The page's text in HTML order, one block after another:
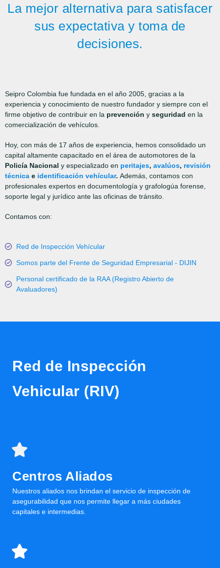
La mejor alternativa para satisfacer
sus expectativa y toma de
decisiones.
Seipro Colombia fue fundada en el año 2005, gracias a la
experiencia y conocimiento de nuestro fundador y siempre con el
firme objetivo de contribuir en la prevención y seguridad en la
comercialización de vehículos.
Hoy, con más de 17 años de experiencia, hemos consolidado un
capital altamente capacitado en el área de automotores de la
Policía Nacional y especializado en peritajes, avalúos, revisión
técnica e identificación vehícular. Además, contamos con
profesionales expertos en documentología y grafologúa forense,
soporte legal y jurídico ante las oficinas de tránsito.
Contamos con:
Red de Inspección Vehícular
Somos parte del Frente de Seguridad Empresarial - DIJIN
Personal certificado de la RAA (Registro Abierto de
Avaluadores)
Red de Inspección
Vehicular (RIV)
Centros Aliados
Nuestros aliados nos brindan el servicio de inspección de
asegurabilidad que nos permite llegar a más ciudades
capitales e intermedias.